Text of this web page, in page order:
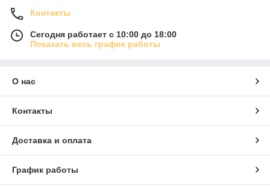
Контакты
Сегодня работает с 10:00 до 18:00
Показать весь график работы
О нас
Контакты
Доставка и оплата
График работы